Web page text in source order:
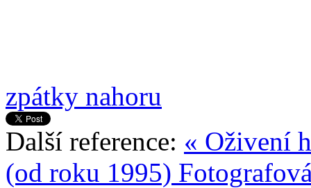
zpátky nahoru
Další reference: « Oživení
(od roku 1995)